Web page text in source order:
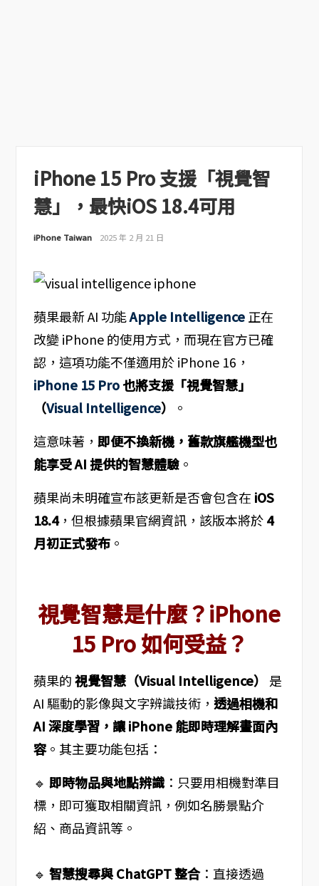
iPhone 15 Pro 支援「視覺智
慧」，最快iOS 18.4可用
iPhone Taiwan 2025 年 2 月 21 日
蘋果最新 AI 功能Apple Intelligence正在
改變 iPhone 的使用方式，而現在官方已確
認，這項功能不僅適用於 iPhone 16，
iPhone 15 Pro也將支援「視覺智慧」
（Visual Intelligence）
。
這意味著， 即便不換新機，舊款旗艦機型也
能享受 AI 提供的智慧體驗。
蘋果尚未明確宣布該更新是否會包含在 iOS
18.4，但根據蘋果官網資訊，該版本將於4
月初正式發布。
視覺智慧是什麼？iPhone
15 Pro 如何受益？
蘋果的視覺智慧（Visual Intelligence）
是
AI 驅動的影像與文字辨識技術， 透過相機和
AI 深度學習，讓 iPhone 能即時理解畫面內
容。其主要功能包括：
🔹 即時物品與地點辨識：只要用相機對準目
標，即可獲取相關資訊，例如名勝景點介
紹、商品資訊等。
🔹 智慧搜尋與 ChatGPT 整合：直接透過